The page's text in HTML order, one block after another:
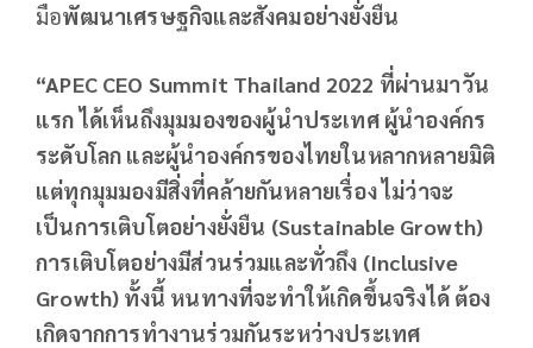
มือพัฒนาเศรษฐกิจและสังคมอย่างยั่งยืน
“APEC CEO Summit Thailand 2022 ที่ผ่านมาวัน
แรก ได้เห็นถึงมุมมองของผู้นำประเทศ ผู้นำองค์กร
ระดับโลก และผู้นำองค์กรของไทยในหลากหลายมิติ
แต่ทุกมุมมองมีสิ่งที่คล้ายกันหลายเรื่อง ไม่ว่าจะ
เป็นการเติบโตอย่างยั่งยืน (Sustainable Growth)
การเติบโตอย่างมีส่วนร่วมและทั่วถึง (Inclusive
Growth) ทั้งนี้ หนทางที่จะทำให้เกิดขึ้นจริงได้ ต้อง
เกิดจากการทำงานร่วมกันระหว่างประเทศ